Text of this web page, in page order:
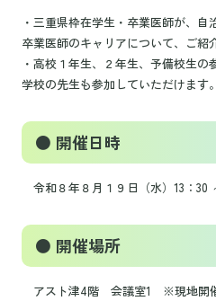
・三重県枠在学生・卒業医師が、
卒業医師のキャリアについて、ご紹
・高校１年生、２年生、予備校生
学校の先生も参加していただけます。
● 開催日時
令和８年８月１９日（水）13：30
● 開催場所
アスト津4階 会議室1 ※現地開